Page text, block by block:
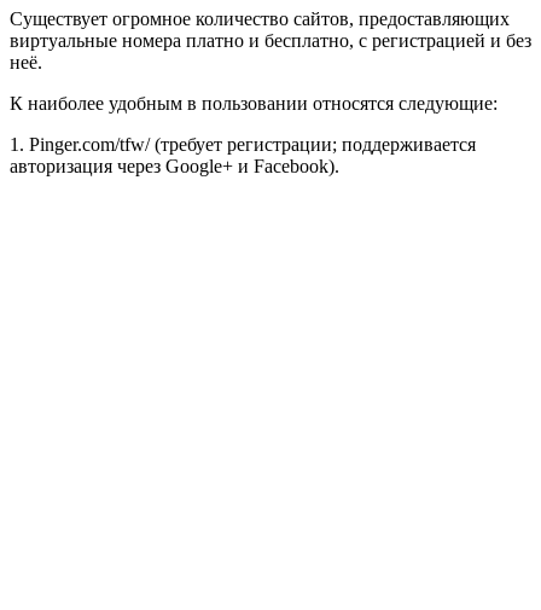
Существует огромное количество сайтов, предоставляющих
виртуальные номера платно и бесплатно, с регистрацией и без
неё.
К наиболее удобным в пользовании относятся следующие:
1. Pinger.com/tfw/ (требует регистрации; поддерживается
авторизация через Google+ и Facebook).